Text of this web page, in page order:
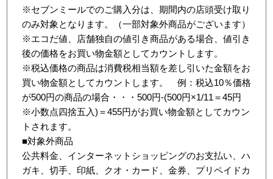
※セブンミールでのご購入分は、期間内の店頭受け取り
のみ対象となります。（一部対象外商品がございます）
※エコだ値、店舗独自の値引き商品がある場合、値引き
後の価格をお買い物金額としてカウントします。
※税込価格の商品は消費税相当額を差し引いた金額をお
買い物金額としてカウントします。 例：税込10％価格
が500円の商品の場合・・・500円-(500円×1/11＝45円
※小数点四捨五入)＝455円がお買い物金額としてカウン
トされます。
■対象外商品
公共料金、インターネットショッピングのお支払い、ハ
ガキ、切手、印紙、クオ・カード、金券、プリペイドカ